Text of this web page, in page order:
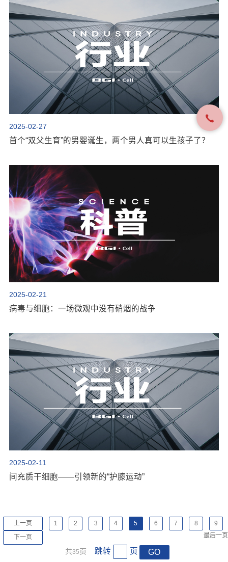
2025-02-27
首个“双父生育”的男婴诞生，两个男人真可以生孩子了？
2025-02-21
病毒与细胞：一场微观中没有硝烟的战争
2025-02-11
间充质干细胞——引领新的“护膝运动”
上一页 1 2 3 4 5 6 7 8
9
下一页
最后一页
共35页 跳转 页 GO